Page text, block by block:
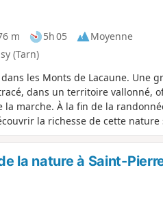
m 5h 05
Moyenne
(Tarn)
les Monts de Lacaune.
dans un territoire vallonné,
marche. À la fin de la
la richesse de cette nature
la nature à Saint-